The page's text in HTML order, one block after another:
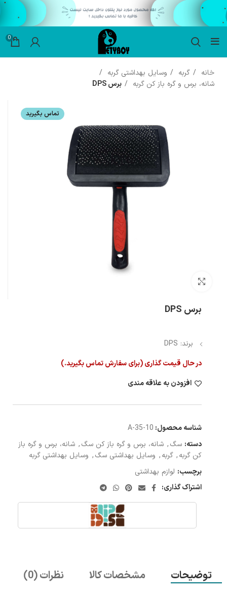
0
خانه گربه
وسایل بهداشتی گربه
شانه، برس و گره باز کن گربه
برس DPS
تماس بگیرید
برس DPS
برند: DPS
در حال قیمت گذاری (برای سفارش تماس بگیرید.)
افزودن به علاقه مندی
شناسه محصول: 10-A-35
دسته: سگ, شانه، برس و گره باز کن سگ, شانه، برس و گره باز
کن گربه, گربه, وسایل بهداشتی سگ, وسایل بهداشتی گربه
برچسب: لوازم بهداشتی
اشتراک گذاری:
توضیحات مشخصات کالا نظرات (0)